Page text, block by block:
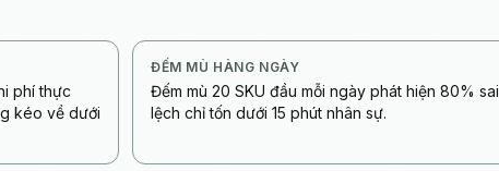
phí thực
kéo về dưới
ĐẾM MÙ HÀNG NGÀY
Đếm mù 20 SKU đầu mỗi ngày phát hiện 80% sai
lệch chỉ tốn dưới 15 phút nhân sự.